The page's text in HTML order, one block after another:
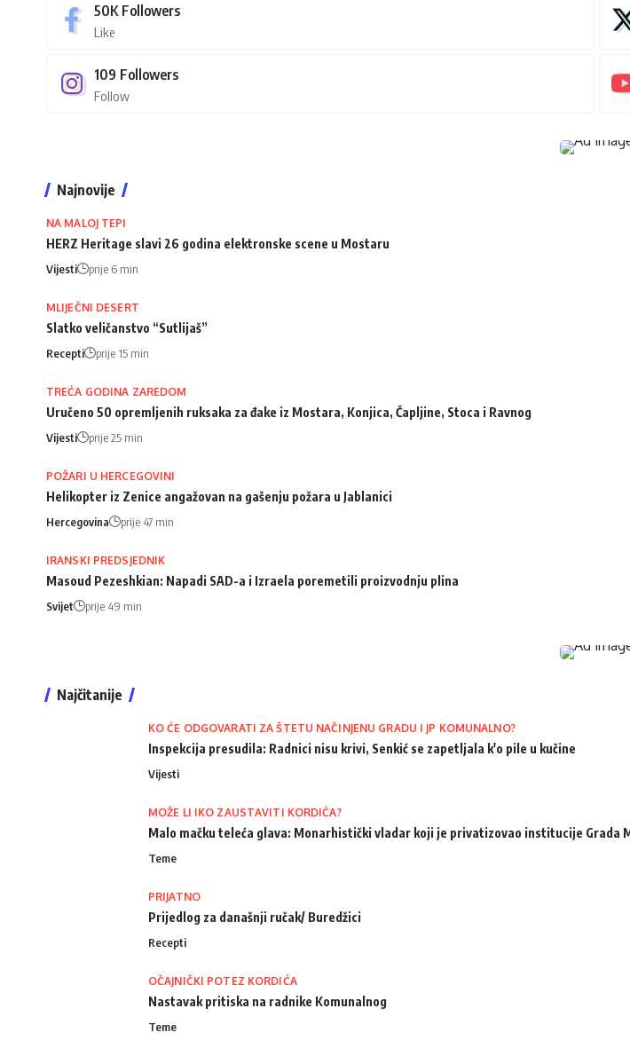
50K Followers
Like
109 Followers
Follow
Najnovije
NA MALOJ TEPI
HERZ Heritage slavi 26 godina elektronske scene u Mostaru
Vijesti prije 6 min
MLIJEČNI DESERT
Slatko veličanstvo “Sutlijaš”
Recepti prije 15 min
TREĆA GODINA ZAREDOM
Uručeno 50 opremljenih ruksaka za đake iz Mostara, Konjica, Čapljine, Stoca i Ravnog
Vijesti prije 25 min
POŽARI U HERCEGOVINI
Helikopter iz Zenice angažovan na gašenju požara u Jablanici
Hercegovina prije 47 min
IRANSKI PREDSJEDNIK
Masoud Pezeshkian: Napadi SAD-a i Izraela poremetili proizvodnju plina
Svijet prije 49 min
Najčitanije
KO ĆE ODGOVARATI ZA ŠTETU NAČINJENU GRADU I JP KOMUNALNO?
Inspekcija presudila: Radnici nisu krivi, Senkić se zapetljala k'o pile u kučine
Vijesti
MOŽE LI IKO ZAUSTAVITI KORDIĆA?
Malo mačku teleća glava: Monarhistički vladar koji je privatizovao institucije Grada
Teme
PRIJATNO
Prijedlog za današnji ručak/ Buredžici
Recepti
OČAJNIČKI POTEZ KORDIĆA
Nastavak pritiska na radnike Komunalnog
Teme